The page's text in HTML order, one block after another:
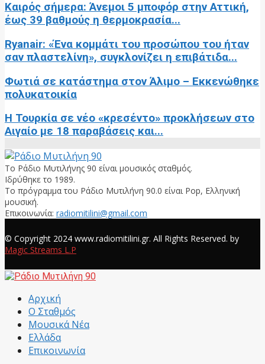
Καιρός σήμερα: Άνεμοι 5 μποφόρ στην Αττική,
έως 39 βαθμούς η θερμοκρασία...
Ryanair: «Ένα κομμάτι του προσώπου του ήταν
σαν πλαστελίνη», συγκλονίζει η επιβάτιδα...
Φωτιά σε κατάστημα στον Άλιμο – Εκκενώθηκε
πολυκατοικία
Η Τουρκία σε νέο «κρεσέντο» προκλήσεων στο
Αιγαίο με 18 παραβάσεις και...
Το Ράδιο Μυτιλήνης 90 είναι μουσικός σταθμός.
Ιδρύθηκε το 1989.
Το πρόγραμμα του Ράδιο Μυτιλήνη 90.0 είναι Pop, Ελληνική
μουσική.
Επικοινωνία: radiomitilini@gmail.com
© Copyright 2024 www.radiomitilini.gr. All Rights Reserved. by
Magic Streams L.P
Αρχική
Ο Σταθμός
Μουσικά Νέα
Ελλάδα
Επικοινωνία